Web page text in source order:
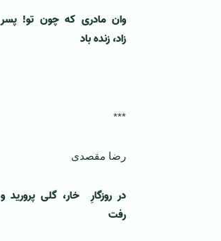
وان مادری که چون تو! پسر
زاد، زنده باد
***
رضا مقصدی
در روزگارِ خار، گلی پرورید و
رفت